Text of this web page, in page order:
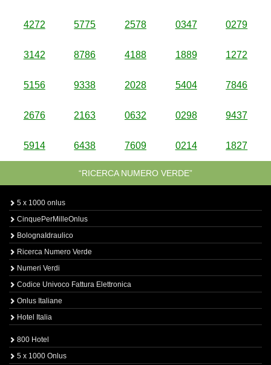
4272 5775 2578 0347 0279
3142 8786 4188 1889 1272
5156 9338 2028 5404 7846
2676 2163 0632 0298 9437
5914 6438 7609 0214 1827
“RICERCA NUMERO VERDE”
5 x 1000 onlus
CinquePerMilleOnlus
BolognaIdraulico
Ricerca Numero Verde
Numeri Verdi
Codice Univoco Fattura Elettronica
Onlus Italiane
Hotel Italia
800 Hotel
5 x 1000 Onlus